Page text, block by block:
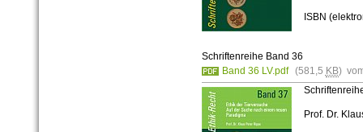
ISBN
Schriftenreihe Band 36
Band 36 LV.pdf (581,5 KB)
Prof. Dr.